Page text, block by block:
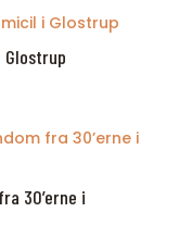
30’erne i